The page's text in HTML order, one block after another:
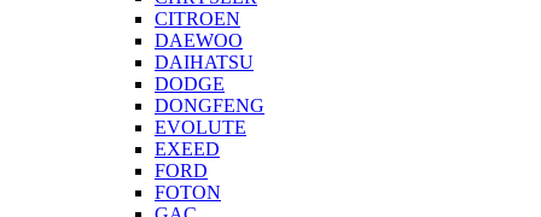
CITROEN
DAEWOO
DAIHATSU
DODGE
DONGFENG
EVOLUTE
EXEED
FORD
FOTON